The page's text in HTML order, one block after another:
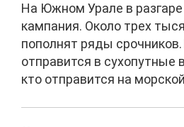
На Южном Урале в
кампания. Около трех
пополнят ряды
отправится в сухопутные
кто отправится на